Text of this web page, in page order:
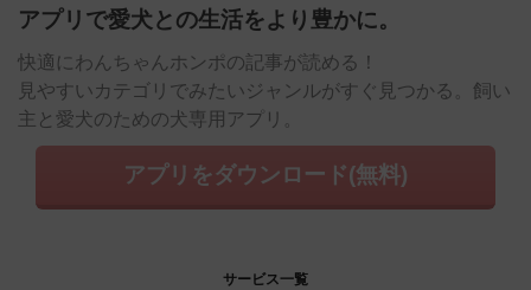
アプリで愛犬との生活をより豊かに。
快適にわんちゃんホンポの記事が読める！
見やすいカテゴリでみたいジャンルがすぐ見つかる。飼い
主と愛犬のための犬専用アプリ。
アプリをダウンロード(無料)
サービス一覧